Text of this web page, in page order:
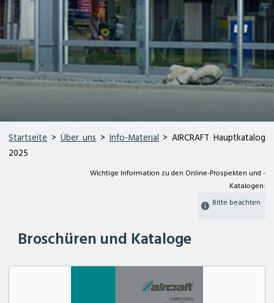
Startseite > Über uns > Info-Material
> AIRCRAFT Hauptkatalog
2025
Wichtige Information zu den Online-Prospekten und -
Katalogen:
Bitte beachten
Broschüren und Kataloge